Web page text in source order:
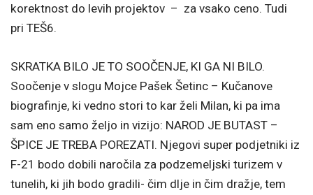
korektnost do levih projektov – za vsako ceno. Tudi
pri TEŠ6.
SKRATKA BILO JE TO SOOČENJE, KI GA NI BILO.
Soočenje v slogu Mojce Pašek Šetinc – Kučanove
biografinje, ki vedno stori to kar želi Milan, ki pa ima
sam eno samo željo in vizijo: NAROD JE BUTAST –
ŠPICE JE TREBA POREZATI. Njegovi super podjetniki iz
F-21 bodo dobili naročila za podzemeljski turizem v
tunelih, ki jih bodo gradili- čim dlje in čim dražje, tem